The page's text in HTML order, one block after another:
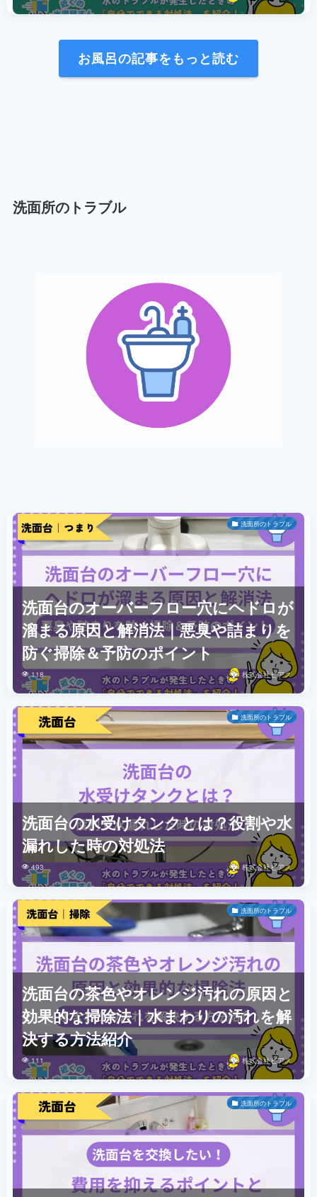
お風呂の記事をもっと読む
洗面所のトラブル
洗面所のトラブル
洗面台のオーバーフロー穴にヘドロが
溜まる原因と解消法｜悪臭や詰まりを
防ぐ掃除＆予防のポイント
118 株式会社ビアス
洗面所のトラブル
洗面台の水受けタンクとは？役割や水
漏れした時の対処法
493 株式会社ビアス
洗面所のトラブル
洗面台の茶色やオレンジ汚れの原因と
効果的な掃除法｜水まわりの汚れを解
決する方法紹介
111 株式会社ビアス
洗面所のトラブル